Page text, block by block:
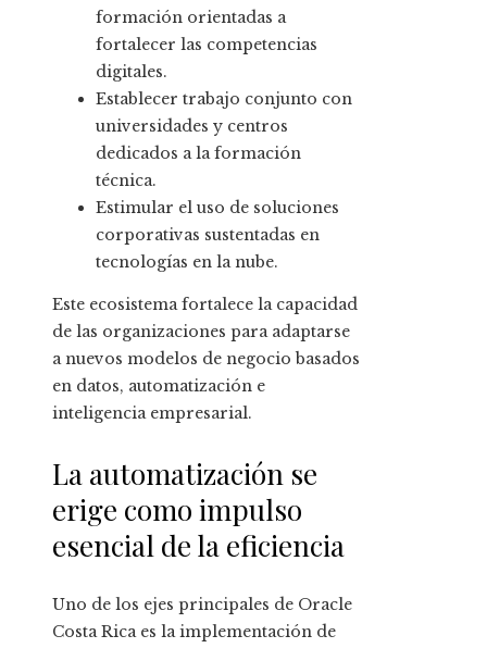
formación orientadas a
fortalecer las competencias
digitales.
Establecer trabajo conjunto con
universidades y centros
dedicados a la formación
técnica.
Estimular el uso de soluciones
corporativas sustentadas en
tecnologías en la nube.
Este ecosistema fortalece la capacidad
de las organizaciones para adaptarse
a nuevos modelos de negocio basados
en datos, automatización e
inteligencia empresarial.
La automatización se
erige como impulso
esencial de la eficiencia
Uno de los ejes principales de Oracle
Costa Rica es la implementación de